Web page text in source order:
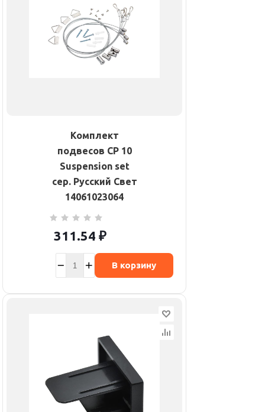
Комплект
подвесов CP 10
Suspension set
сер. Русский Свет
14061023064
311.54 ₽
В корзину